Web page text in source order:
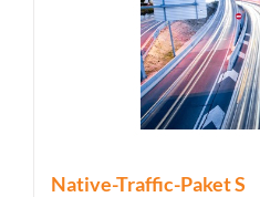
Native-Traffic-Paket S